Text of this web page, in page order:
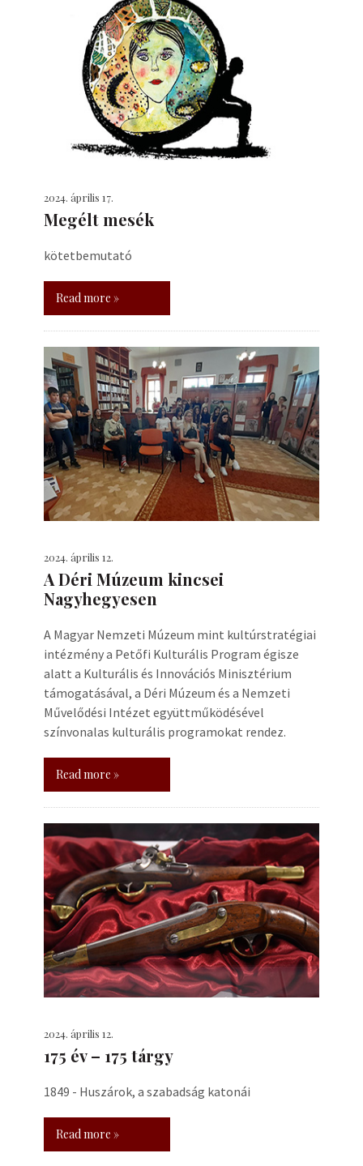
2024. április 17.
Megélt mesék
kötetbemutató
Read more »
2024. április 12.
A Déri Múzeum kincsei
Nagyhegyesen
A Magyar Nemzeti Múzeum mint kultúrstratégiai
intézmény a Petőfi Kulturális Program égisze
alatt a Kulturális és Innovációs Minisztérium
támogatásával, a Déri Múzeum és a Nemzeti
Művelődési Intézet együttműködésével
színvonalas kulturális programokat rendez.
Read more »
2024. április 12.
175 év – 175 tárgy
1849 - Huszárok, a szabadság katonái
Read more »